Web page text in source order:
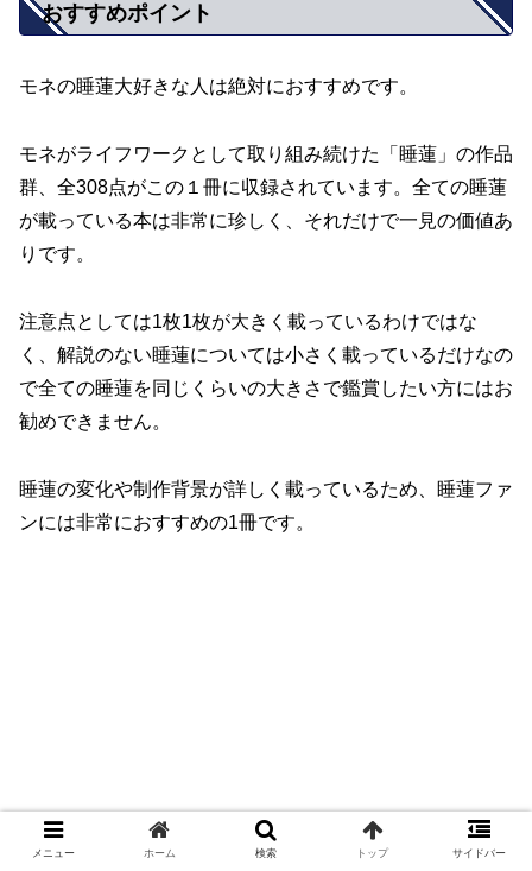
おすすめポイント
モネの睡蓮大好きな人は絶対におすすめです。
モネがライフワークとして取り組み続けた「睡蓮」の作品
群、全308点がこの１冊に収録されています。全ての睡蓮
が載っている本は非常に珍しく、それだけで一見の価値あ
りです。
注意点としては1枚1枚が大きく載っているわけではな
く、解説のない睡蓮については小さく載っているだけなの
で全ての睡蓮を同じくらいの大きさで鑑賞したい方にはお
勧めできません。
睡蓮の変化や制作背景が詳しく載っているため、睡蓮ファ
ンには非常におすすめの1冊です。
メニュー ホーム 検索 トップ サイドバー